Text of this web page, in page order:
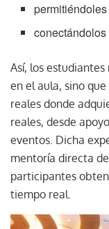
Así, los
en el aula, sino
reales donde
reales, desde
eventos. Dicha
mentoría directa
participantes
tiempo real.